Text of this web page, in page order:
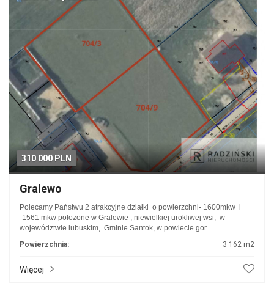
310 000 PLN
Gralewo
Polecamy Państwu 2 atrakcyjne działki o powierzchni- 1600mkw i
-1561 mkw położone w Gralewie , niewielkiej urokliwej wsi, w
województwie lubuskim, Gminie Santok, w powiecie gor…
Powierzchnia:
3 162 m2
Więcej